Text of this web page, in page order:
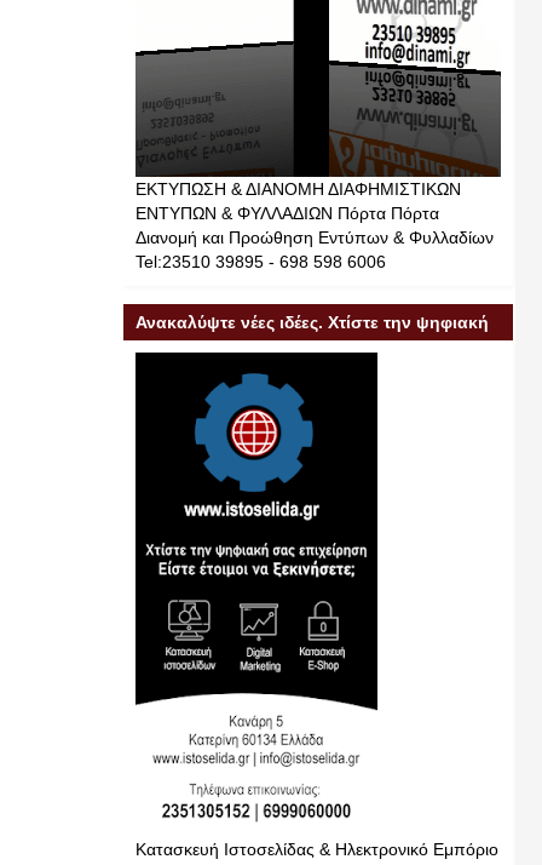
ΕΚΤΥΠΩΣΗ & ΔΙΑΝΟΜΗ ΔΙΑΦΗΜΙΣΤΙΚΩΝ
ΕΝΤΥΠΩΝ & ΦΥΛΛΑΔΙΩΝ Πόρτα Πόρτα
Διανομή και Προώθηση Εντύπων & Φυλλαδίων
Tel:23510 39895 - 698 598 6006
Ανακαλύψτε νέες ιδέες. Χτίστε την ψηφιακή
σας επιχείρηση
Κατασκευή Ιστοσελίδας & Ηλεκτρονικό Εμπόριο